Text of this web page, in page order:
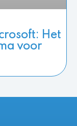
Het
voor